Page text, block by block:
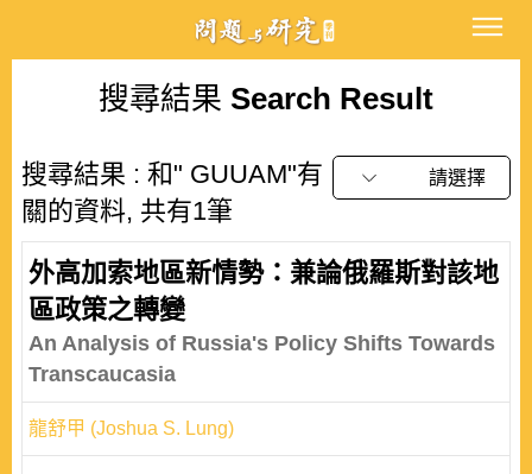
搜尋結果 Search Result
搜尋結果 : 和" GUUAM"有
關的資料, 共有1筆
請選擇
外高加索地區新情勢：兼論俄羅斯對該地
區政策之轉變
An Analysis of Russia's Policy Shifts Towards
Transcaucasia
龍舒甲 (Joshua S. Lung)